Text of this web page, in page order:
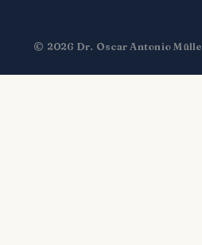
© 2026 Dr. Oscar Antonio